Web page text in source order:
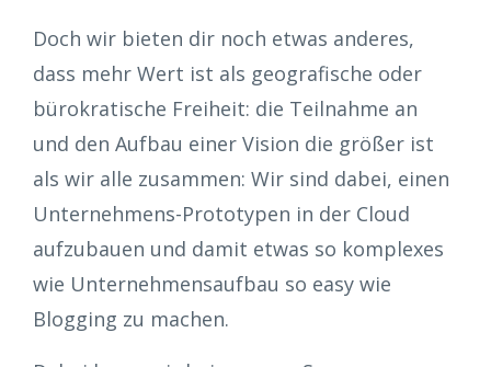
Doch wir bieten dir noch etwas anderes,
dass mehr Wert ist als geografische oder
bürokratische Freiheit: die Teilnahme an
und den Aufbau einer Vision die größer ist
als wir alle zusammen: Wir sind dabei, einen
Unternehmens-Prototypen in der Cloud
aufzubauen und damit etwas so komplexes
wie Unternehmensaufbau so easy wie
Blogging zu machen.